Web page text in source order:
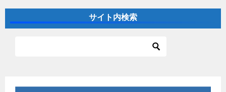
サイト内検索